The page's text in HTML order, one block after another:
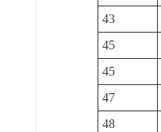
43
45
45
47
48